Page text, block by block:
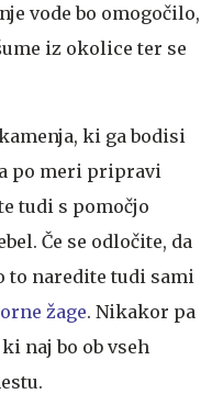
vode bo omogočilo,
iz okolice ter se
ki ga bodisi
po meri pripravi
tudi s pomočjo
Če se odločite, da
to naredite tudi sami
žage. Nikakor pa
naj bo ob vseh